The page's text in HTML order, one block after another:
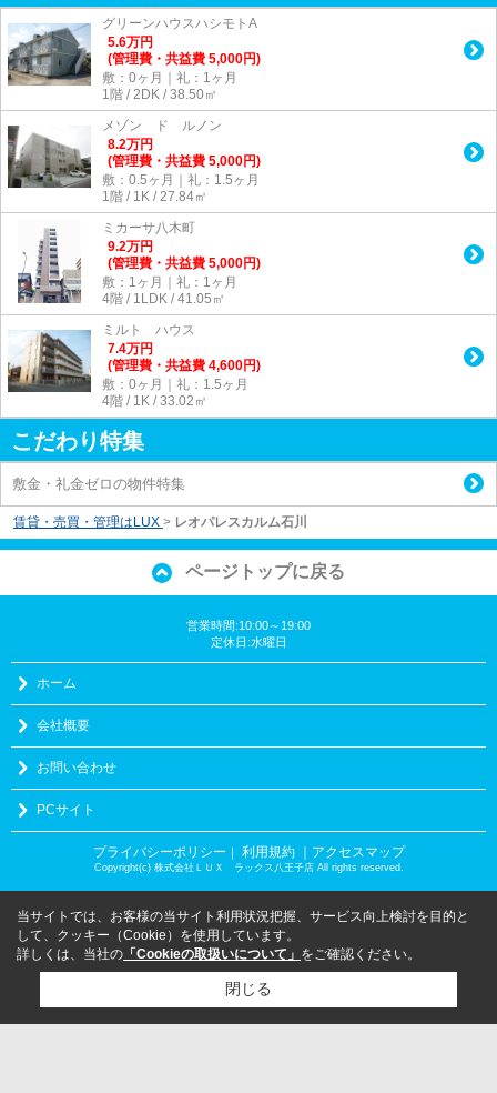
グリーンハウスハシモトA
5.6万円
(管理費・共益費 5,000円)
敷：0ヶ月｜礼：1ヶ月
1階 / 2DK / 38.50㎡
メゾン ド ルノン
8.2万円
(管理費・共益費 5,000円)
敷：0.5ヶ月｜礼：1.5ヶ月
1階 / 1K / 27.84㎡
ミカーサ八木町
9.2万円
(管理費・共益費 5,000円)
敷：1ヶ月｜礼：1ヶ月
4階 / 1LDK / 41.05㎡
ミルト ハウス
7.4万円
(管理費・共益費 4,600円)
敷：0ヶ月｜礼：1.5ヶ月
4階 / 1K / 33.02㎡
こだわり特集
敷金・礼金ゼロの物件特集
賃貸・売買・管理はLUX > レオパレスカルム石川
ページトップに戻る
営業時間:10:00～19:00
定休日:水曜日
ホーム
会社概要
お問い合わせ
PCサイト
プライバシーポリシー ｜ 利用規約 ｜アクセスマップ
Copyright(c) 株式会社ＬＵＸ ラックス八王子店 All rights reserved.
当サイトでは、お客様の当サイト利用状況把握、サービス向上検討を目的と
して、クッキー（Cookie）を使用しています。
詳しくは、当社の 「Cookieの取扱いについて」 をご確認ください。
閉じる